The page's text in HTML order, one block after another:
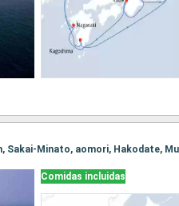
Sakai-Minato, aomori, Hakodate,
Comidas incluidas